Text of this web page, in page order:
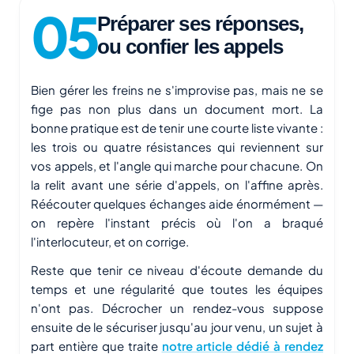
Préparer ses réponses,
ou confier les appels
Bien gérer les freins ne s'improvise pas, mais ne se
fige pas non plus dans un document mort. La
bonne pratique est de tenir une courte liste vivante :
les trois ou quatre résistances qui reviennent sur
vos appels, et l'angle qui marche pour chacune. On
la relit avant une série d'appels, on l'affine après.
Réécouter quelques échanges aide énormément —
on repère l'instant précis où l'on a braqué
l'interlocuteur, et on corrige.
Reste que tenir ce niveau d'écoute demande du
temps et une régularité que toutes les équipes
n'ont pas. Décrocher un rendez-vous suppose
ensuite de le sécuriser jusqu'au jour venu, un sujet à
part entière que traite notre article dédié à rendez